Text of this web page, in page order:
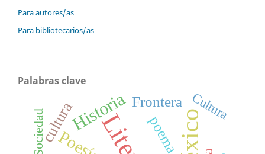
Para autores/as
Para bibliotecarios/as
Palabras clave
Historia
cultura poema
Frontera Cultura
Sociedad